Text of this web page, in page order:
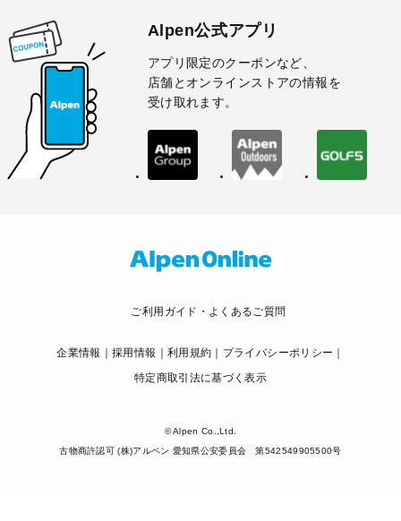
Alpen公式アプリ
アプリ限定のクーポンなど、
店舗とオンラインストアの情報を
受け取れます。
ご利用ガイド・よくあるご質問
企業情報 採用情報 利用規約
プライバシーポリシー
特定商取引法に基づく表示
© Alpen Co.,Ltd.
古物商許認可 (株)アルペン 愛知県公安委員会 第542549905500号